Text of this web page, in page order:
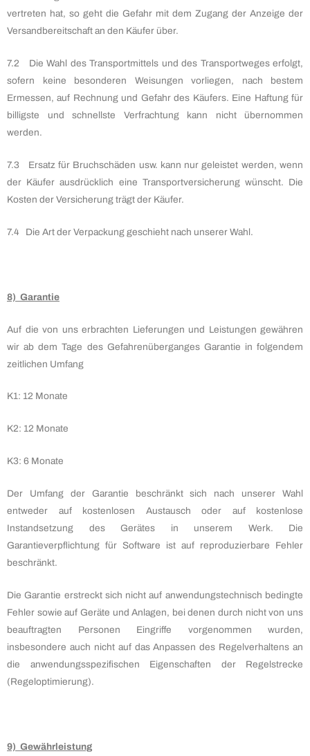
vertreten hat, so geht die Gefahr mit dem Zugang der Anzeige der
Versandbereitschaft an den Käufer über.
7.2 Die Wahl des Transportmittels und des Transportweges erfolgt,
sofern keine besonderen Weisungen vorliegen, nach bestem
Ermessen, auf Rechnung und Gefahr des Käufers. Eine Haftung für
billigste und schnellste Verfrachtung kann nicht übernommen
werden.
7.3 Ersatz für Bruchschäden usw. kann nur geleistet werden, wenn
der Käufer ausdrücklich eine Transportversicherung wünscht. Die
Kosten der Versicherung trägt der Käufer.
7.4 Die Art der Verpackung geschieht nach unserer Wahl.
8) Garantie
Auf die von uns erbrachten Lieferungen und Leistungen gewähren
wir ab dem Tage des Gefahrenüberganges Garantie in folgendem
zeitlichen Umfang
K1: 12 Monate
K2: 12 Monate
K3: 6 Monate
Der Umfang der Garantie beschränkt sich nach unserer Wahl
entweder auf kostenlosen Austausch oder auf kostenlose
Instandsetzung des Gerätes in unserem Werk. Die
Garantieverpflichtung für Software ist auf reproduzierbare Fehler
beschränkt.
Die Garantie erstreckt sich nicht auf anwendungstechnisch bedingte
Fehler sowie auf Geräte und Anlagen, bei denen durch nicht von uns
beauftragten Personen Eingriffe vorgenommen wurden,
insbesondere auch nicht auf das Anpassen des Regelverhaltens an
die anwendungsspezifischen Eigenschaften der Regelstrecke
(Regeloptimierung).
9) Gewährleistung